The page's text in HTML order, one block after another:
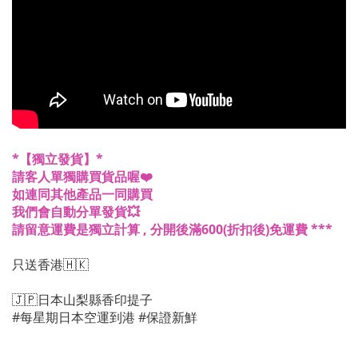
*【獨立發貨】*
請客人單獨購買貨品喔❤️
如連同其他產品一同購買
我們會自動分單發貨💥
請留意運費是獨立計算 , 分開後滿600(折扣後)免運費 ***
只送香港🇭🇰
🇯🇵日本山梨縣香印提子
#每星期日本空運到港 #保證新鮮